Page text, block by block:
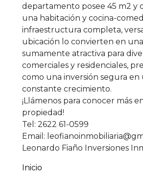
departamento posee 45 m2 y
una habitación y cocina-
infraestructura completa,
ubicación lo convierten en
sumamente atractiva para
comerciales y residenciales,
como una inversión segura en
constante crecimiento.
¡Llámenos para conocer más
propiedad!
Tel: 2622 61-0599
Email:
Leonardo Fiaño Inversiones
Inicio